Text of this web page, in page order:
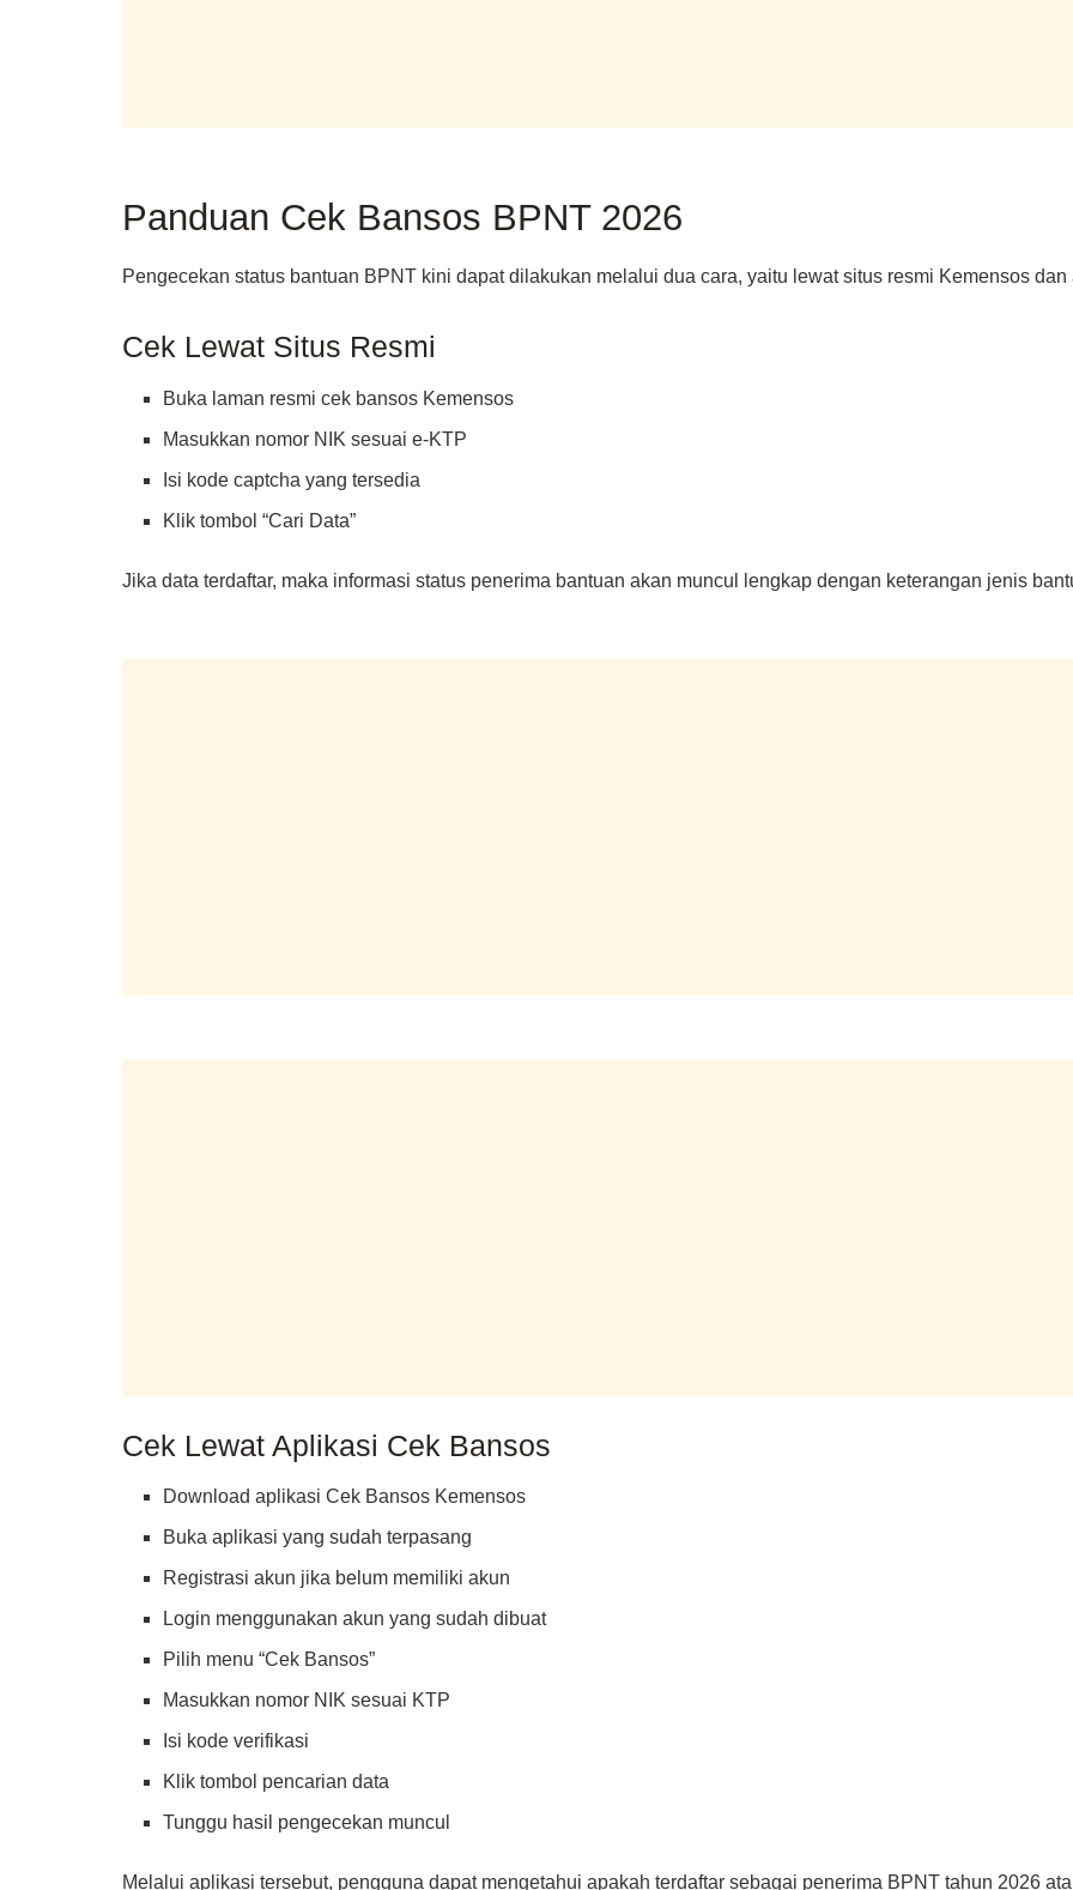
Panduan Cek Bansos BPNT 2026
Pengecekan status bantuan BPNT kini dapat dilakukan melalui dua cara, yaitu lewat situs resmi Kemensos
Cek Lewat Situs Resmi
Buka laman resmi cek bansos Kemensos
Masukkan nomor NIK sesuai e-KTP
Isi kode captcha yang tersedia
Klik tombol “Cari Data”
Jika data terdaftar, maka informasi status penerima bantuan akan muncul lengkap dengan keterangan jenis
Cek Lewat Aplikasi Cek Bansos
Download aplikasi Cek Bansos Kemensos
Buka aplikasi yang sudah terpasang
Registrasi akun jika belum memiliki akun
Login menggunakan akun yang sudah dibuat
Pilih menu “Cek Bansos”
Masukkan nomor NIK sesuai KTP
Isi kode verifikasi
Klik tombol pencarian data
Tunggu hasil pengecekan muncul
Melalui aplikasi tersebut, pengguna dapat mengetahui apakah terdaftar sebagai penerima BPNT tahun 2026